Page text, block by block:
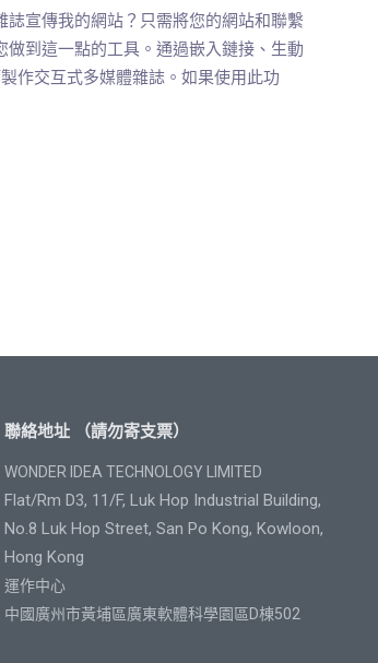
宣傳我的網站？只需將您的網站和聯繫
到這一點的工具。通過嵌入鏈接、生動
作交互式多媒體雜誌。如果使用此功
聯絡地址 （請勿寄支票）
WONDER IDEA TECHNOLOGY LIMITED
Flat/Rm D3, 11/F, Luk Hop Industrial Building,
No.8 Luk Hop Street, San Po Kong, Kowloon,
Hong Kong
運作中心
中國廣州市黃埔區廣東軟體科學園區D棟502